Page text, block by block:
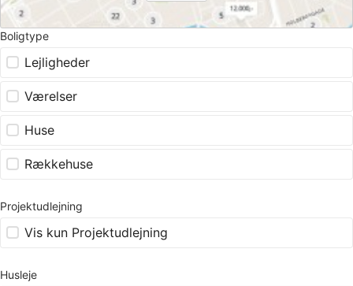
Boligtype
Lejligheder
Værelser
Huse
Rækkehuse
Projektudlejning
Vis kun Projektudlejning
Husleje